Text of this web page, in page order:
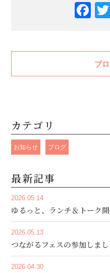
ブ
カテゴリ
お知らせ ブログ
最新記事
2026.05.14
ゆるっと、ランチ＆トーク
2026.05.13
つながるフェスの参加しま
2026.04.30